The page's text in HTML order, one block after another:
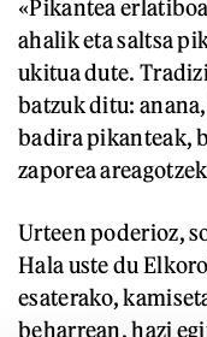
«Pikantea
ahalik eta saltsa
ukitua dute.
batzuk ditu:
badira pikanteak,
zaporea
Urteen poderioz,
Hala uste du
esaterako,
beharrean, hazi